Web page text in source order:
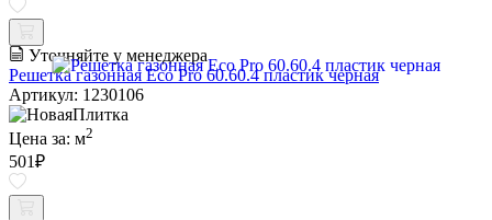
Уточняйте у менеджера
Решетка газонная Eco Pro 60.60.4 пластик черная
Артикул: 1230106
Цена за: м2
501₽